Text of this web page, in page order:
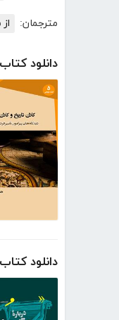
مترجمان:
دانلود
دانلود